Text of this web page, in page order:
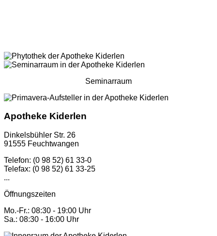
Seminarraum
Apotheke Kiderlen
Dinkelsbühler Str. 26
91555 Feuchtwangen
Telefon: (0 98 52) 61 33-0
Telefax: (0 98 52) 61 33-25
...
Öffnungszeiten
Mo.-Fr.: 08:30 - 19:00 Uhr
Sa.: 08:30 - 16:00 Uhr